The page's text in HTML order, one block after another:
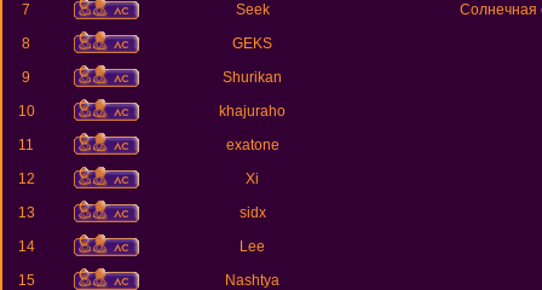
7
Seek
Солнечная
8
GEKS
9
Shurikan
10
khajuraho
11
exatone
12
Xi
13
sidx
14
Lee
15
Nashtya